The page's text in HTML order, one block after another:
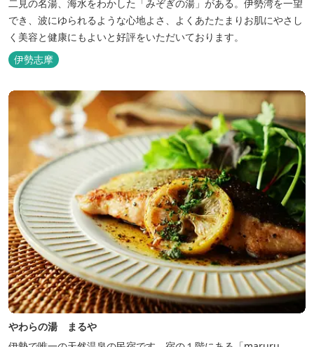
二見の名湯、海水をわかした「みぞぎの湯」がある。伊勢湾を一望
でき、波にゆられるような心地よさ、よくあたたまりお肌にやさし
く美容と健康にもよいと好評をいただいております。
伊勢志摩
やわらの湯 まるや